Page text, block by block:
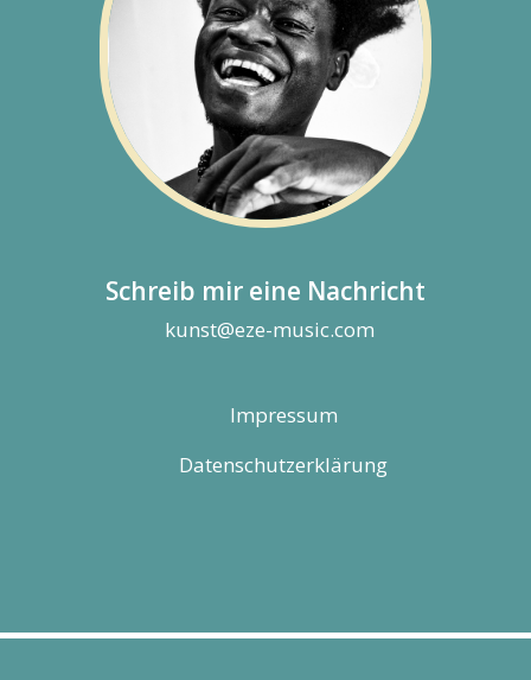
kunst@eze-music.com
Impressum
Datenschutzerklärung
Schreib mir eine Nachricht